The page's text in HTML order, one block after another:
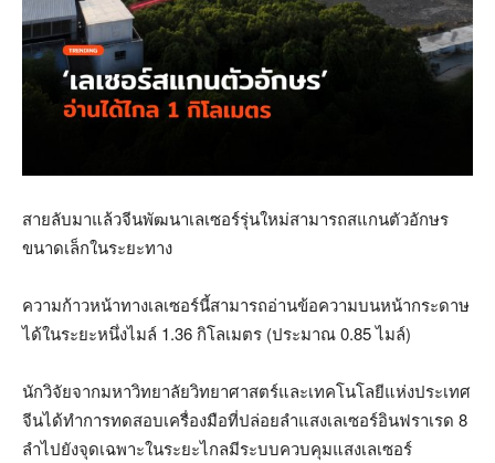
สายลับมาแล้วจีนพัฒนาเลเซอร์รุ่นใหม่สามารถสแกนตัวอักษร
ขนาดเล็กในระยะทาง
ความก้าวหน้าทางเลเซอร์นี้สามารถอ่านข้อความบนหน้ากระดาษ
ได้ในระยะหนึ่งไมล์ 1.36 กิโลเมตร (ประมาณ0.85ไมล์)
นักวิจัยจากมหาวิทยาลัยวิทยาศาสตร์และเทคโนโลยีแห่งประเทศ
จีนได้ทำการทดสอบเครื่องมือที่ปล่อยลำแสงเลเซอร์อินฟราเรด 8
ลำไปยังจุดเฉพาะในระยะไกลมีระบบควบคุมแสงเลเซอร์